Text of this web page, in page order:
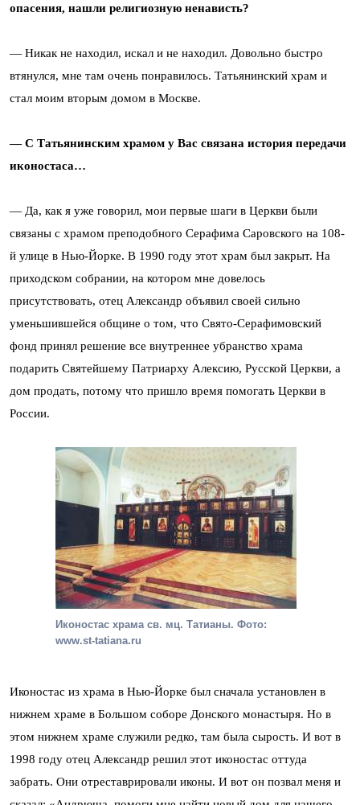
опасения, нашли религиозную ненависть?
— Никак не находил, искал и не находил. Довольно быстро
втянулся, мне там очень понравилось. Татьянинский храм и
стал моим вторым домом в Москве.
— С Татьянинским храмом у Вас связана история передачи
иконостаса…
— Да, как я уже говорил, мои первые шаги в Церкви были
связаны с храмом преподобного Серафима Саровского на 108-
й улице в Нью-Йорке. В 1990 году этот храм был закрыт. На
приходском собрании, на котором мне довелось
присутствовать, отец Александр объявил своей сильно
уменьшившейся общине о том, что Свято-Серафимовский
фонд принял решение все внутреннее убранство храма
подарить Святейшему Патриарху Алексию, Русской Церкви, а
дом продать, потому что пришло время помогать Церкви в
России.
Иконостас храма св. мц. Татианы. Фото:
www.st-tatiana.ru
Иконостас из храма в Нью-Йорке был сначала установлен в
нижнем храме в Большом соборе Донского монастыря. Но в
этом нижнем храме служили редко, там была сырость. И вот в
1998 году отец Александр решил этот иконостас оттуда
забрать. Они отреставрировали иконы. И вот он позвал меня и